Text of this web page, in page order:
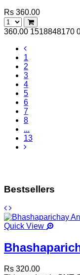
Rs 360.00
360.00 1518848170
1
2
3
4
5
6
7
8
...
13
Bestsellers
Quick View
Rs 320.00